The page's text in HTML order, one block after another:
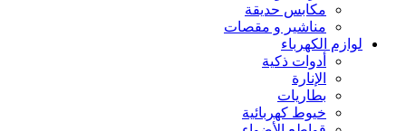
مكابس حديقة
مناشير و مقصات
لوازم الكهرباء
أدوات ذكية
الإنارة
بطاريات
خيوط كهربائية